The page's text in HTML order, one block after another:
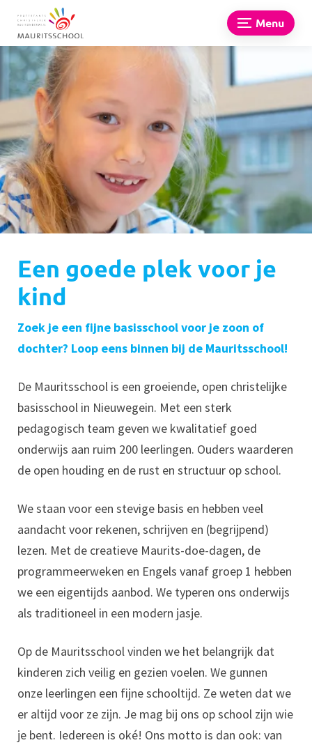
Menu
Een goede plek voor je
kind
Zoek je een fijne basisschool voor je zoon of
dochter? Loop eens binnen bij de Mauritsschool!
De Mauritsschool is een groeiende, open christelijke
basisschool in Nieuwegein. Met een sterk
pedagogisch team geven we kwalitatief goed
onderwijs aan ruim 200 leerlingen. Ouders waarderen
de open houding en de rust en structuur op school.
We staan voor een stevige basis en hebben veel
aandacht voor rekenen, schrijven en (begrijpend)
lezen. Met de creatieve Maurits-doe-dagen, de
programmeerweken en Engels vanaf groep 1 hebben
we een eigentijds aanbod. We typeren ons onderwijs
als traditioneel in een modern jasje.
Op de Mauritsschool vinden we het belangrijk dat
kinderen zich veilig en gezien voelen. We gunnen
onze leerlingen een fijne schooltijd. Ze weten dat we
er altijd voor ze zijn. Je mag bij ons op school zijn wie
je bent. Iedereen is oké! Ons motto is dan ook: van